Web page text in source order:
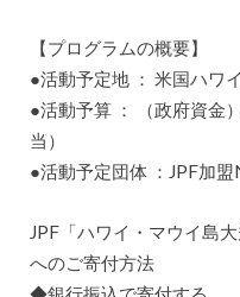
【プログラムの概要】
●活動予定地 ： 米国ハワ
●活動予算 ： （政府資金
当）
●活動予定団体 ：JPF加
JPF「ハワイ・マウイ島
へのご寄付方法